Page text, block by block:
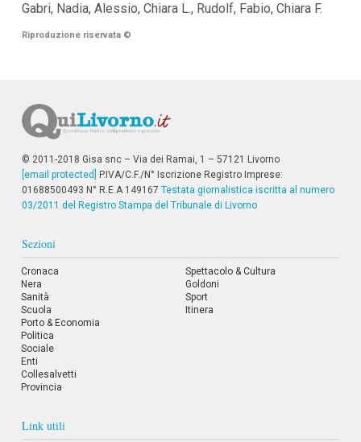
i
r
p
a
V
a
i
a
e
ù
P
r
i
n
c
i
p
a
V
Gabri, Nadia, Alessio, Chiara L., Rudolf, Fabio, Chiara F.
Riproduzione riservata ©
© 2011-2018 Gisa snc – Via dei Ramai, 1 – 57121 Livorno
[email protected]
P.IVA/C.F./N° Iscrizione Registro Imprese:
01688500493 N° R.E.A 149167 Testata giornalistica iscritta al numero
03/2011 del Registro Stampa del Tribunale di Livorno
Sezioni
Cronaca
Nera
Sanità
Scuola
Porto & Economia
Politica
Sociale
Enti
Collesalvetti
Provincia
Spettacolo & Cultura
Goldoni
Sport
Itinera
Link utili